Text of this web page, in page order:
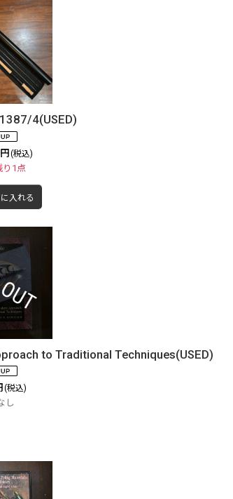
4(USED)
円(税込)
り1点
入れる
to Traditional Techniques(USED)
(税込)
し